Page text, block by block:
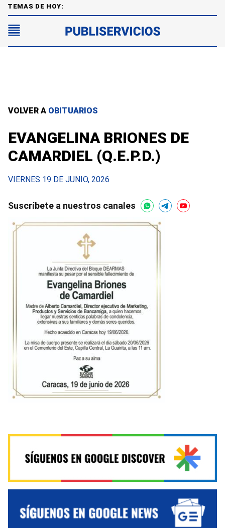
VOLVER A OBITUARIOS
EVANGELINA BRIONES DE
CAMARDIEL (Q.E.P.D.)
VIERNES 19 DE JUNIO, 2026
Suscríbete a nuestros canales
TEMAS DE HOY: